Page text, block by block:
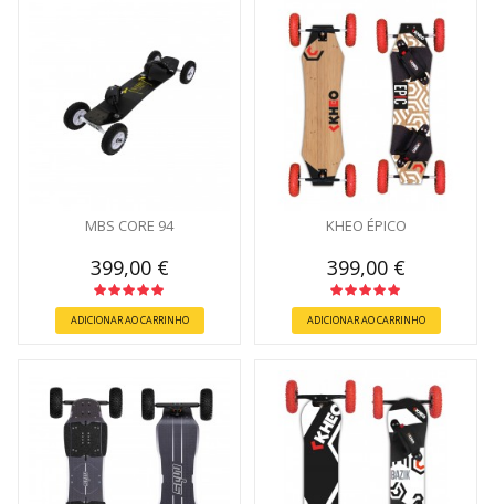
MBS CORE 94
399,00 €
ADICIONAR AO CARRINHO
KHEO ÉPICO
399,00 €
ADICIONAR AO CARRINHO